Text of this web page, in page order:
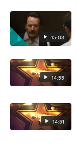
15:03
14:55
14:51